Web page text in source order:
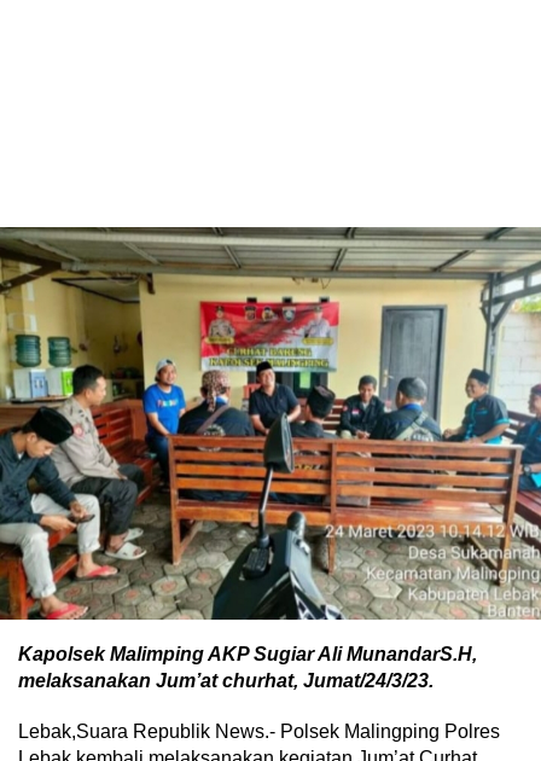
Kapolsek Malimping AKP Sugiar Ali MunandarS.H,
melaksanakan Jum’at churhat, Jumat/24/3/23.
Lebak,Suara Republik News.- Polsek Malingping Polres